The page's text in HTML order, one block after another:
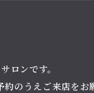
ロンです。
のうえご来店をお